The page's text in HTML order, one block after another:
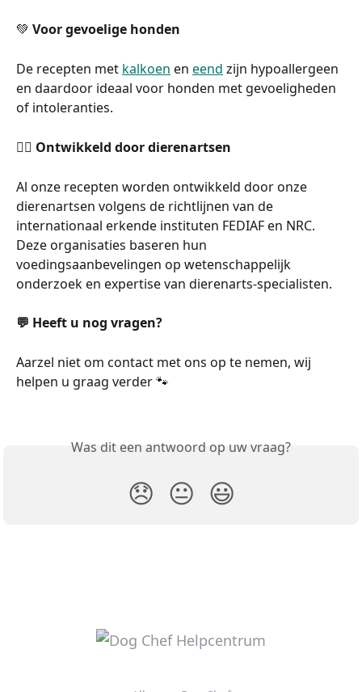
💚 Voor gevoelige honden
De recepten met kalkoen en eend zijn hypoallergeen
en daardoor ideaal voor honden met gevoeligheden
of intoleranties.
👩‍⚕️ Ontwikkeld door dierenartsen
Al onze recepten worden ontwikkeld door onze
dierenartsen volgens de richtlijnen van de
internationaal erkende instituten FEDIAF en NRC.
Deze organisaties baseren hun
voedingsaanbevelingen op wetenschappelijk
onderzoek en expertise van dierenarts-specialisten.
💬 Heeft u nog vragen?
Aarzel niet om contact met ons op te nemen, wij
helpen u graag verder 🐾
Was dit een antwoord op uw vraag?
😞 😐 😃